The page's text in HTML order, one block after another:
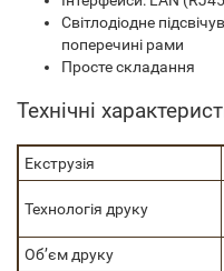
Світлодіодне
поперечині рами
Просте складання
Технічні
Екструзія
Технологія друку
Об’єм друку